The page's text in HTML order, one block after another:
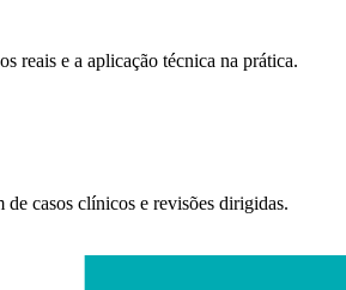
reais e a aplicação técnica na prática.
casos clínicos e revisões dirigidas.